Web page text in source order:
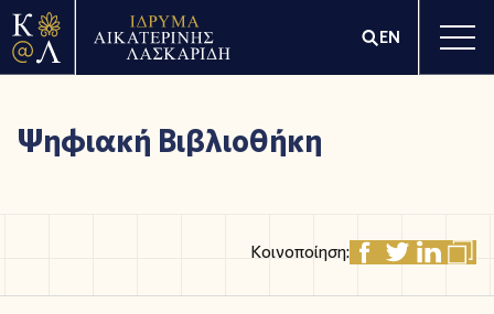
EN
Ψηφιακή Βιβλιοθήκη
Κοινοποίηση: